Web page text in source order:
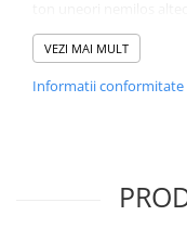
maturizării. Te poartă
vârtej al copilăriei care
impresionează.
a cine ești și
VEZI MAI MULT
Informatii